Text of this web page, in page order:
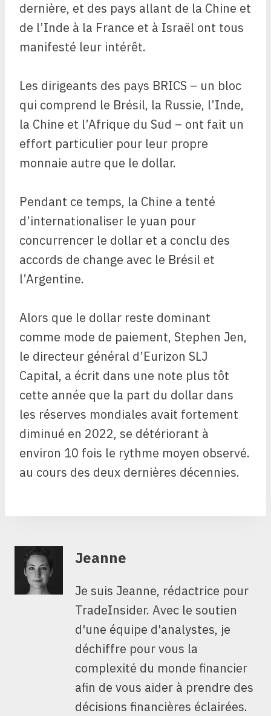
dernière, et des pays allant de la Chine et
de l’Inde à la France et à Israël ont tous
manifesté leur intérêt.
Les dirigeants des pays BRICS – un bloc
qui comprend le Brésil, la Russie, l’Inde,
la Chine et l’Afrique du Sud – ont fait un
effort particulier pour leur propre
monnaie autre que le dollar.
Pendant ce temps, la Chine a tenté
d’internationaliser le yuan pour
concurrencer le dollar et a conclu des
accords de change avec le Brésil et
l’Argentine.
Alors que le dollar reste dominant
comme mode de paiement, Stephen Jen,
le directeur général d’Eurizon SLJ
Capital, a écrit dans une note plus tôt
cette année que la part du dollar dans
les réserves mondiales avait fortement
diminué en 2022, se détériorant à
environ 10 fois le rythme moyen observé.
au cours des deux dernières décennies.
Jeanne
Je suis Jeanne, rédactrice pour
TradeInsider. Avec le soutien
d'une équipe d'analystes, je
déchiffre pour vous la
complexité du monde financier
afin de vous aider à prendre des
décisions financières éclairées.